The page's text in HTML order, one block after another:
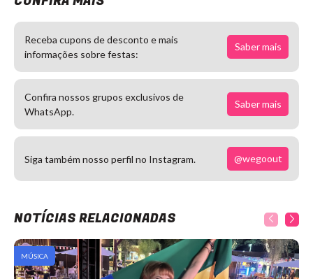
Receba cupons de desconto e mais
informações sobre festas:
Saber mais
Confira nossos grupos exclusivos de
WhatsApp.
Saber mais
Siga também nosso perfil no Instagram. @wegoout
NOTÍCIAS RELACIONADAS
MÚSICA